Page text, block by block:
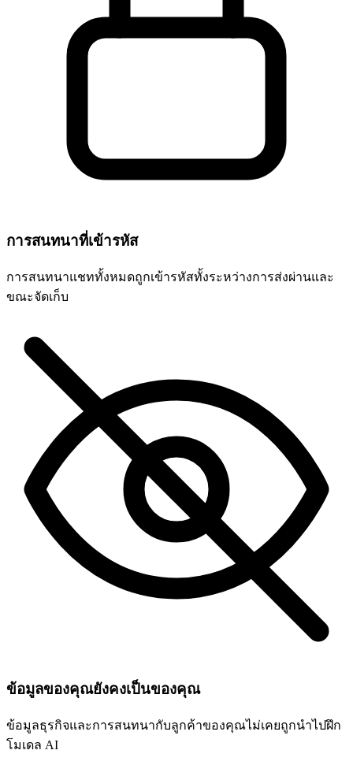
การสนทนาที่เข้ารหัส
การสนทนาแชททั้งหมดถูกเข้ารหัสทั้งระหว่างการส่งผ่านและ
ขณะจัดเก็บ
ข้อมูลของคุณยังคงเป็นของคุณ
ข้อมูลธุรกิจและการสนทนากับลูกค้าของคุณไม่เคยถูกนำไปฝึก
โมเดล AI